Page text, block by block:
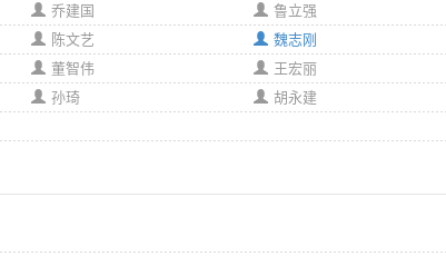
乔建国
鲁立强
陈文艺
魏志刚
董智伟
王宏丽
孙琦
胡永建